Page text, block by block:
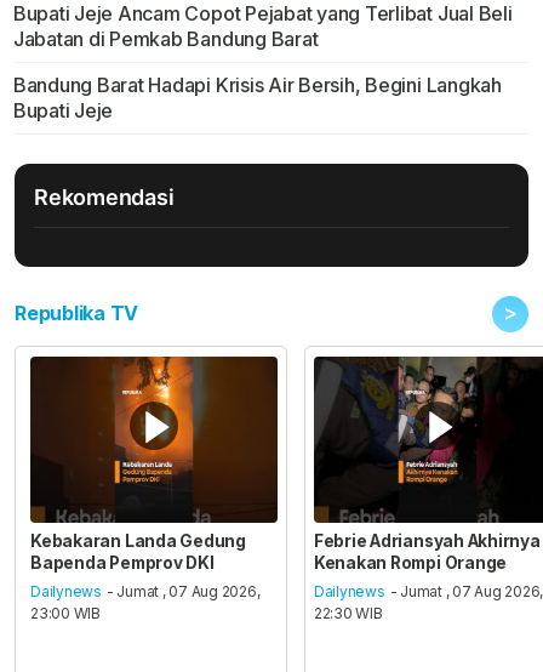
Bupati Jeje Ancam Copot Pejabat yang Terlibat Jual Beli
Jabatan di Pemkab Bandung Barat
Bandung Barat Hadapi Krisis Air Bersih, Begini Langkah
Bupati Jeje
Rekomendasi
Republika TV >
Kebakaran Landa Gedung
Bapenda Pemprov DKI
Dailynews - Jumat , 07 Aug 2026,
23:00 WIB
Febrie Adriansyah Akhirnya
Kenakan Rompi Orange
Dailynews - Jumat , 07 Aug 2026,
22:30 WIB